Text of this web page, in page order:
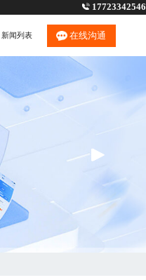
17723342546
新闻列表 在线沟通